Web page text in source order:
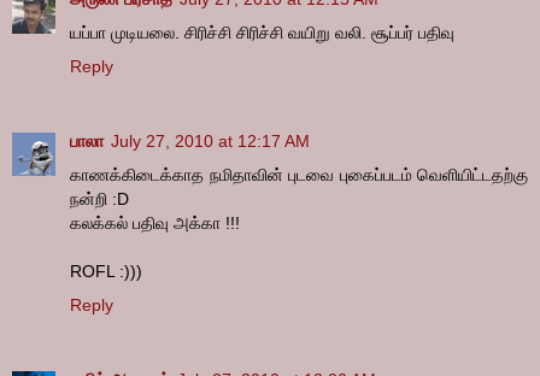
யப்பா முடியலை. சிரிச்சி சிரிச்சி வயிறு வலி. சூப்பர் பதிவு
Reply
பாலா July 27, 2010 at 12:17 AM
காணக்கிடைக்காத நமிதாவின் புடவை புகைப்படம் வெளியிட்டதற்கு
நன்றி :D
கலக்கல் பதிவு அக்கா !!!
ROFL :)))
Reply